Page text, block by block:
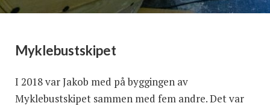
Myklebustskipet
I 2018 var Jakob med på byggingen av
Myklebustskipet sammen med fem andre. Det var